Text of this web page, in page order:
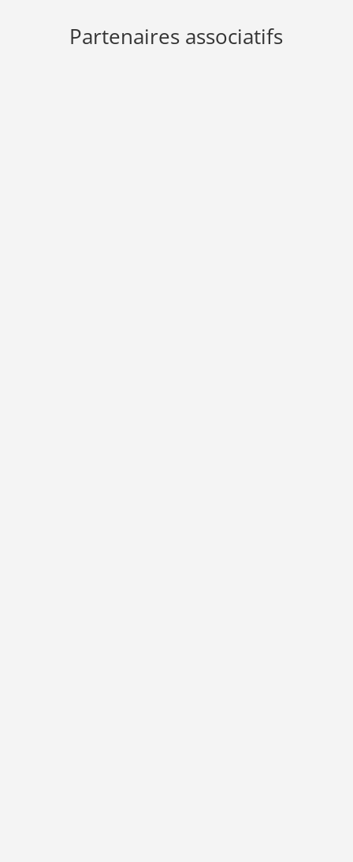
Partenaires associatifs